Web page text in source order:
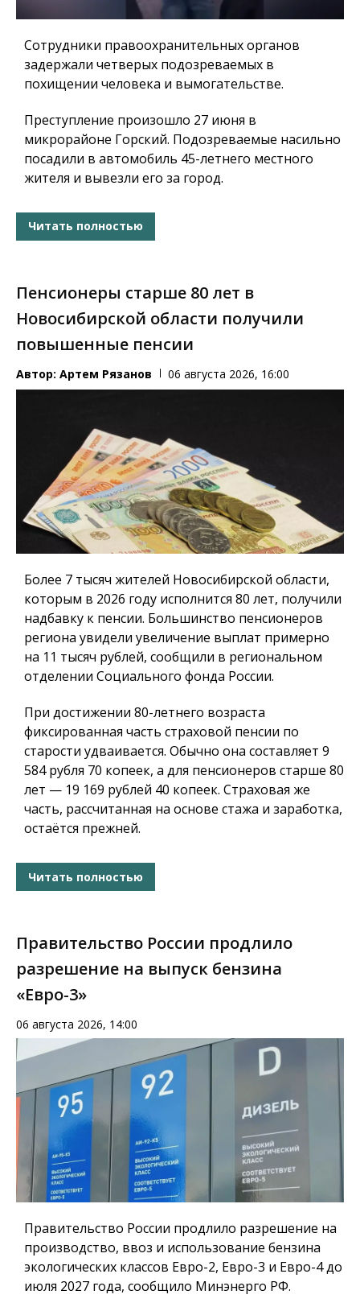
Сотрудники правоохранительных органов
задержали четверых подозреваемых в
похищении человека и вымогательстве.
Преступление произошло 27 июня в
микрорайоне Горский. Подозреваемые насильно
посадили в автомобиль 45-летнего местного
жителя и вывезли его за город.
Читать полностью
Пенсионеры старше 80 лет в
Новосибирской области получили
повышенные пенсии
Автор: Артем Рязанов 06 августа 2026, 16:00
Более 7 тысяч жителей Новосибирской области,
которым в 2026 году исполнится 80 лет, получили
надбавку к пенсии. Большинство пенсионеров
региона увидели увеличение выплат примерно
на 11 тысяч рублей, сообщили в региональном
отделении Социального фонда России.
При достижении 80-летнего возраста
фиксированная часть страховой пенсии по
старости удваивается. Обычно она составляет 9
584 рубля 70 копеек, а для пенсионеров старше 80
лет — 19 169 рублей 40 копеек. Страховая же
часть, рассчитанная на основе стажа и заработка,
остаётся прежней.
Читать полностью
Правительство России продлило
разрешение на выпуск бензина
«Евро-3»
06 августа 2026, 14:00
Правительство России продлило разрешение на
производство, ввоз и использование бензина
экологических классов Евро-2, Евро-3 и Евро-4 до
июля 2027 года, сообщило Минэнерго РФ.